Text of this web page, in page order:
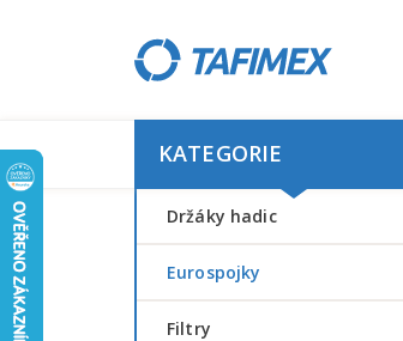
KATEGORIE
Držáky hadic
Eurospojky
Filtry